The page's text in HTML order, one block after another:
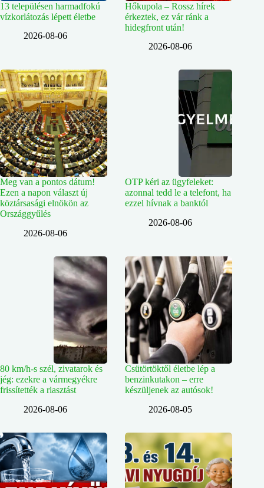
13 településen harmadfokú
vízkorlátozás lépett életbe
2026-08-06
Hőkupola – Rossz hírek
érkeztek, ez vár ránk a
hidegfront után!
2026-08-06
Meg van a pontos dátum!
Ezen a napon választ új
köztársasági elnökön az
Országgyűlés
2026-08-06
OTP kéri az ügyfeleket:
azonnal tedd le a telefont, ha
ezzel hívnak a banktól
2026-08-06
80 km/h-s szél, zivatarok és
jég: ezekre a vármegyékre
frissítették a riasztást
2026-08-06
Csütörtöktől életbe lép a
benzinkutakon – erre
készüljenek az autósok!
2026-08-05